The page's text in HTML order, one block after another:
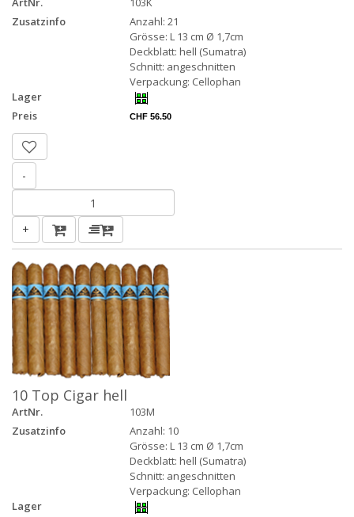
Zusatzinfo
Anzahl: 21
Grösse: L 13 cm Ø 1,7cm
Deckblatt: hell (Sumatra)
Schnitt: angeschnitten
Verpackung: Cellophan
Lager
Preis
CHF 56.50
-
+
10 Top Cigar hell
ArtNr.
103M
Zusatzinfo
Anzahl: 10
Grösse: L 13 cm Ø 1,7cm
Deckblatt: hell (Sumatra)
Schnitt: angeschnitten
Verpackung: Cellophan
Lager